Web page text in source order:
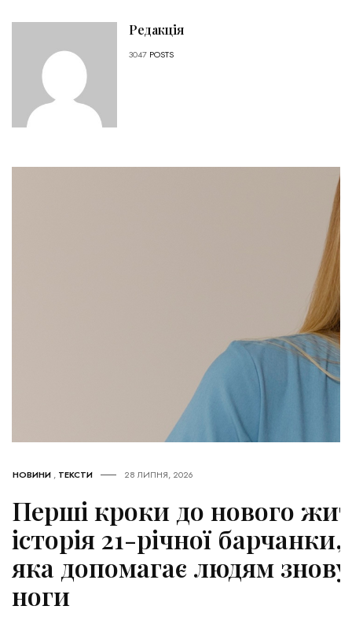
Редакція
3047 POSTS
НОВИНИ , ТЕКСТИ 28 ЛИПНЯ, 2026
Перші кроки до нового
історія 21-річної барчанки,
яка допомагає людям
ноги